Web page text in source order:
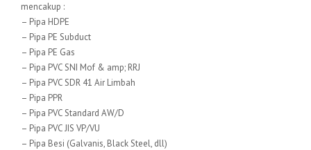
mencakup :
– Pipa HDPE
– Pipa PE Subduct
– Pipa PE Gas
– Pipa PVC SNI Mof & amp; RRJ
– Pipa PVC SDR 41 Air Limbah
– Pipa PPR
– Pipa PVC Standard AW/D
– Pipa PVC JIS VP/VU
– Pipa Besi (Galvanis, Black Steel, dll)